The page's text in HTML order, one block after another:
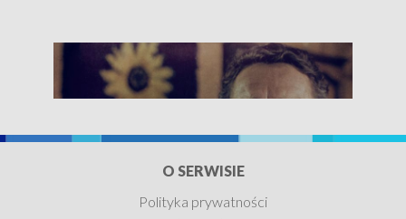
O SERWISIE
Polityka prywatności